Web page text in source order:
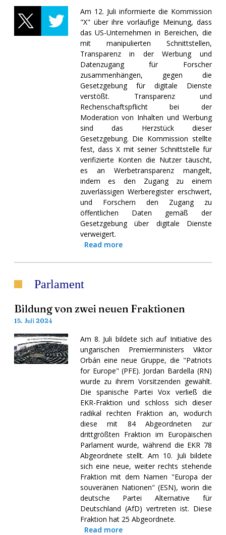
Am 12. Juli informierte die Kommission
"X" über ihre vorläufige Meinung, dass
das US-Unternehmen in Bereichen, die
mit manipulierten Schnittstellen,
Transparenz in der Werbung und
Datenzugang für Forscher
zusammenhängen, gegen die
Gesetzgebung für digitale Dienste
verstößt. Transparenz und
Rechenschaftspflicht bei der
Moderation von Inhalten und Werbung
sind das Herzstück dieser
Gesetzgebung. Die Kommission stellte
fest, dass X mit seiner Schnittstelle für
verifizierte Konten die Nutzer täuscht,
es an Werbetransparenz mangelt,
indem es den Zugang zu einem
zuverlässigen Werberegister erschwert,
und Forschern den Zugang zu
öffentlichen Daten gemäß der
Gesetzgebung über digitale Dienste
verweigert.
Read more
Parlament
Bildung von zwei neuen Fraktionen
15. Juli 2024
Am 8. Juli bildete sich auf Initiative des
ungarischen Premierministers Viktor
Orbán eine neue Gruppe, die "Patriots
for Europe" (PFE). Jordan Bardella (RN)
wurde zu ihrem Vorsitzenden gewählt.
Die spanische Partei Vox verließ die
EKR-Fraktion und schloss sich dieser
radikal rechten Fraktion an, wodurch
diese mit 84 Abgeordneten zur
drittgrößten Fraktion im Europäischen
Parlament wurde, während die EKR 78
Abgeordnete stellt. Am 10. Juli bildete
sich eine neue, weiter rechts stehende
Fraktion mit dem Namen "Europa der
souveränen Nationen" (ESN), worin die
deutsche Partei Alternative für
Deutschland (AfD) vertreten ist. Diese
Fraktion hat 25 Abgeordnete.
Read more